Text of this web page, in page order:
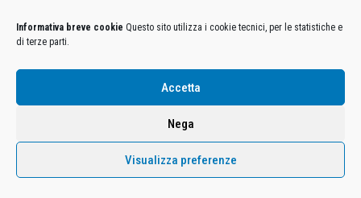
Informativa breve cookie Questo sito utilizza i cookie tecnici, per le statistiche e
di terze parti.
Accetta
Nega
Visualizza preferenze